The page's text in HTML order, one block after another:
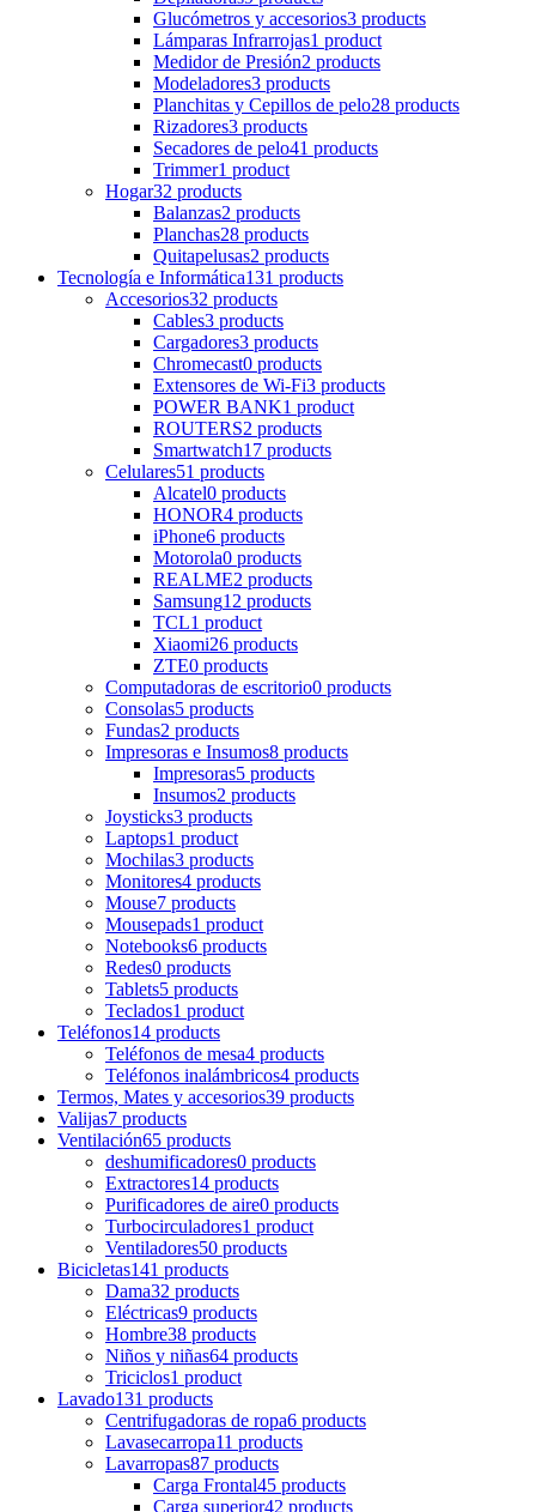
Glucómetros y accesorios3 products
Lámparas Infrarrojas1 product
Medidor de Presión2 products
Modeladores3 products
Planchitas y Cepillos de pelo28 products
Rizadores3 products
Secadores de pelo41 products
Trimmer1 product
Hogar32 products
Balanzas2 products
Planchas28 products
Quitapelusas2 products
Tecnología e Informática131 products
Accesorios32 products
Cables3 products
Cargadores3 products
Chromecast0 products
Extensores de Wi-Fi3 products
POWER BANK1 product
ROUTERS2 products
Smartwatch17 products
Celulares51 products
Alcatel0 products
HONOR4 products
iPhone6 products
Motorola0 products
REALME2 products
Samsung12 products
TCL1 product
Xiaomi26 products
ZTE0 products
Computadoras de escritorio0 products
Consolas5 products
Fundas2 products
Impresoras e Insumos8 products
Impresoras5 products
Insumos2 products
Joysticks3 products
Laptops1 product
Mochilas3 products
Monitores4 products
Mouse7 products
Mousepads1 product
Notebooks6 products
Redes0 products
Tablets5 products
Teclados1 product
Teléfonos14 products
Teléfonos de mesa4 products
Teléfonos inalámbricos4 products
Termos, Mates y accesorios39 products
Valijas7 products
Ventilación65 products
deshumificadores0 products
Extractores14 products
Purificadores de aire0 products
Turbocirculadores1 product
Ventiladores50 products
Bicicletas141 products
Dama32 products
Eléctricas9 products
Hombre38 products
Niños y niñas64 products
Triciclos1 product
Lavado131 products
Centrifugadoras de ropa6 products
Lavasecarropa11 products
Lavarropas87 products
Carga Frontal45 products
Carga superior42 products